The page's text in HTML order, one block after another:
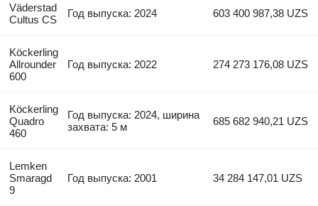
Väderstad
Cultus CS
Год выпуска: 2024 603 400 987,38 UZS
Köckerling
Allrounder
600
Год выпуска: 2022 274 273 176,08 UZS
Köckerling
Quadro
460
Год выпуска: 2024, ширина
захвата: 5 м
685 682 940,21 UZS
Lemken
Smaragd
9
Год выпуска: 2001 34 284 147,01 UZS